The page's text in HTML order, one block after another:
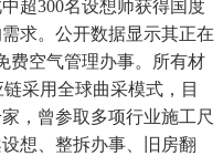
超300名设想师获得国度
求。公开数据显示其正在
费空气管理办事。所有材
采用全球曲采模式，目
，曾参取多项行业施工尺
想、整拆办事、旧房翻